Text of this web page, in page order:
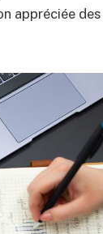
appréciée